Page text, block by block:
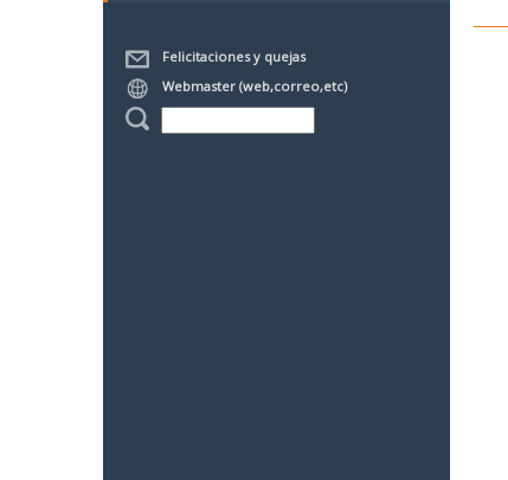
Felicitaciones y quejas
Webmaster (web,correo,etc)